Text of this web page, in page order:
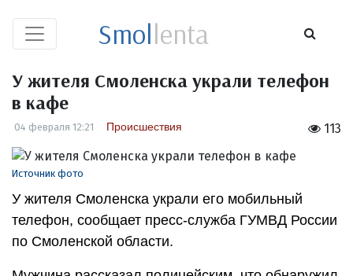
Smollenta
У жителя Смоленска украли телефон
в кафе
113
04 февраля 12:21 Происшествия
Источник фото
У жителя Смоленска украли его мобильный
телефон, сообщает пресс-служба ГУМВД России
по Смоленской области.